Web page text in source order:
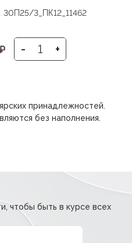
30П25/3_ПК12_11462
₽ - +
принадлежностей.
без наполнения.
чтобы быть в курсе всех